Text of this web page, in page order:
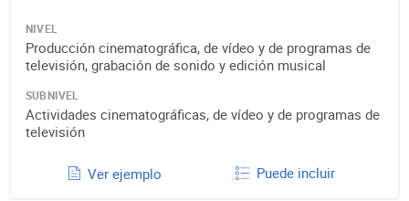
NIVEL
Producción cinematográfica, de vídeo y de programas de
televisión, grabación de sonido y edición musical
SUBNIVEL
Actividades cinematográficas, de vídeo y de programas de
televisión
Ver ejemplo Puede incluir